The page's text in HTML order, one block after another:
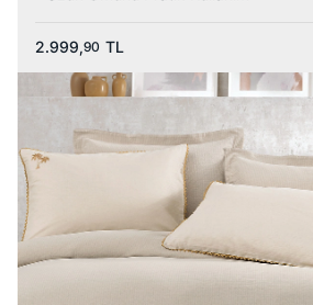
2.999,90 TL